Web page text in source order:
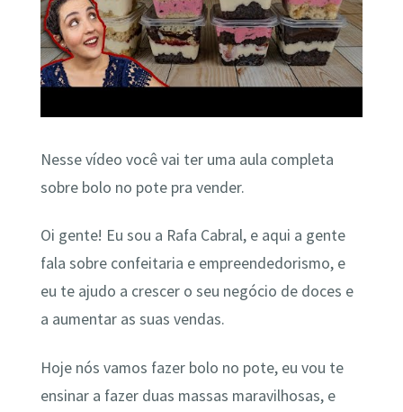
Nesse vídeo você vai ter uma aula completa
sobre bolo no pote pra vender.
Oi gente! Eu sou a Rafa Cabral, e aqui a gente
fala sobre confeitaria e empreendedorismo, e
eu te ajudo a crescer o seu negócio de doces e
a aumentar as suas vendas.
Hoje nós vamos fazer bolo no pote, eu vou te
ensinar a fazer duas massas maravilhosas, e